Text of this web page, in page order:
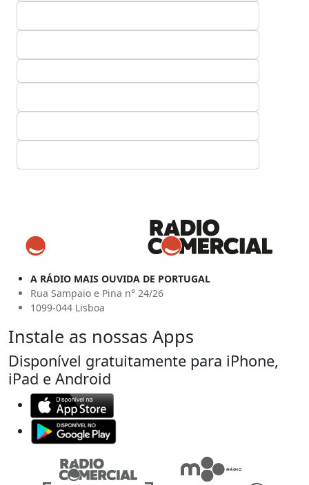
A RÁDIO MAIS OUVIDA DE PORTUGAL
Rua Sampaio e Pina n° 24/26
1099-044 Lisboa
Instale as nossas Apps
Disponível gratuitamente para iPhone,
iPad e Android